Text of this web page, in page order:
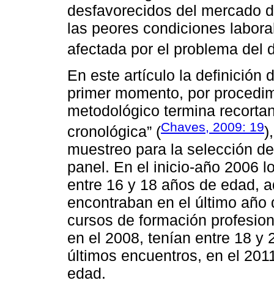
desfavorecidos del mercado
las peores condiciones
afectada por el problema del
En este artículo la definición
primer momento, por
metodológico termina
cronológica” (Chaves, 2009: 19
muestreo para la selección
panel. En el inicio-año 2006
entre 16 y 18 años de edad,
encontraban en el último
cursos de formación
en el 2008, tenían entre 18 y
últimos encuentros, en el
edad.